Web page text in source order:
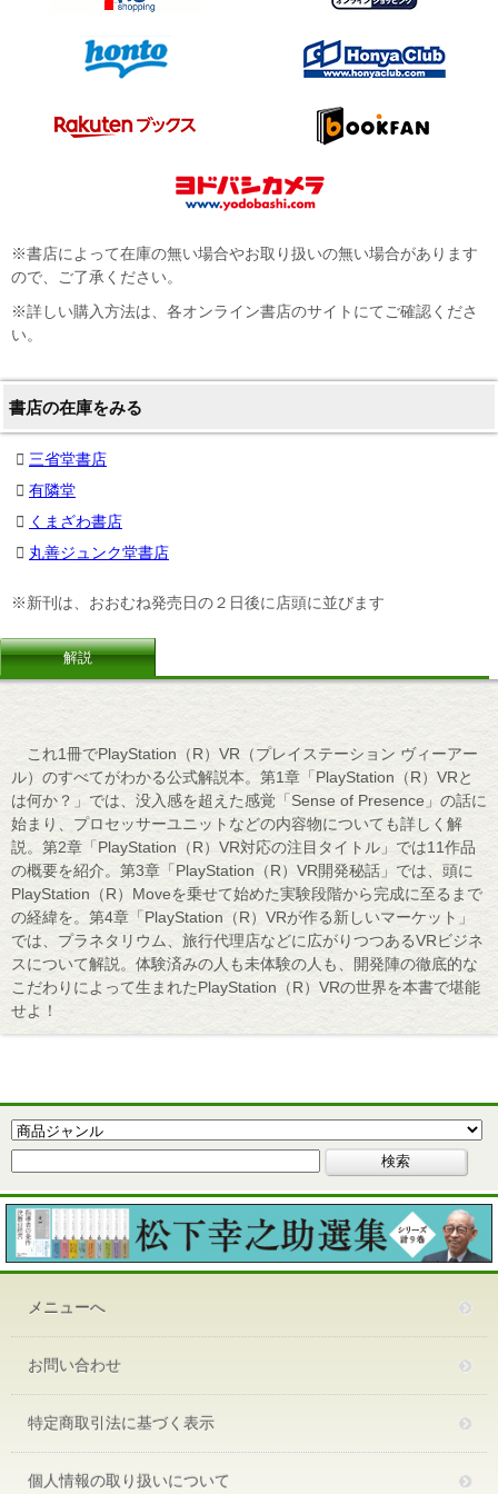
※書店によって在庫の無い場合やお取り扱いの無い場合があります
ので、ご了承ください。
※詳しい購入方法は、各オンライン書店のサイトにてご確認くださ
い。
書店の在庫をみる
三省堂書店
有隣堂
くまざわ書店
丸善ジュンク堂書店
※新刊は、おおむね発売日の２日後に店頭に並びます
解説
これ1冊でPlayStation（R）VR（プレイステーション ヴィーアー
ル）のすべてがわかる公式解説本。第1章「PlayStation（R）VRと
は何か？」では、没入感を超えた感覚「Sense of Presence」の話に
始まり、プロセッサーユニットなどの内容物についても詳しく解
説。第2章「PlayStation（R）VR対応の注目タイトル」では11作品
の概要を紹介。第3章「PlayStation（R）VR開発秘話」では、頭に
PlayStation（R）Moveを乗せて始めた実験段階から完成に至るまで
の経緯を。第4章「PlayStation（R）VRが作る新しいマーケット」
では、プラネタリウム、旅行代理店などに広がりつつあるVRビジネ
スについて解説。体験済みの人も未体験の人も、開発陣の徹底的な
こだわりによって生まれたPlayStation（R）VRの世界を本書で堪能
せよ！
メニューへ
お問い合わせ
特定商取引法に基づく表示
個人情報の取り扱いについて